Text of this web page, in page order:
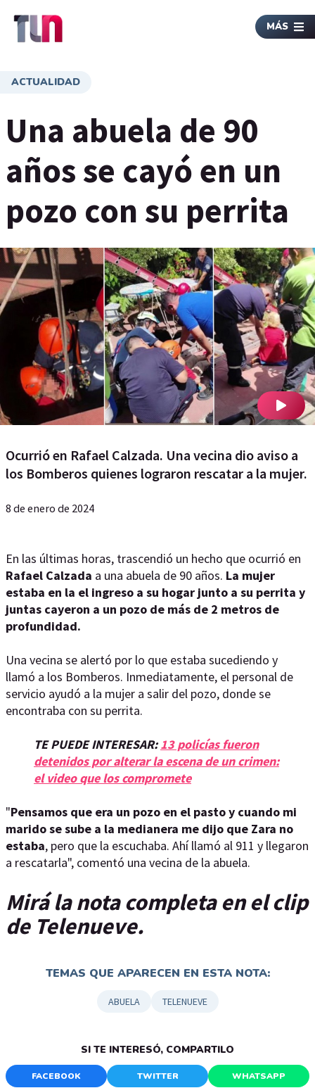
MÁS
ACTUALIDAD
Una abuela de 90
años se cayó en un
pozo con su perrita
Ocurrió en Rafael Calzada. Una vecina dio aviso a
los Bomberos quienes lograron rescatar a la mujer.
8 de enero de 2024
En las últimas horas, trascendió un hecho que ocurrió en
Rafael Calzada a una abuela de 90 años. La mujer
estaba en la el ingreso a su hogar junto a su perrita y
juntas cayeron a un pozo de más de 2 metros de
profundidad.
Una vecina se alertó por lo que estaba sucediendo y
llamó a los Bomberos. Inmediatamente, el personal de
servicio ayudó a la mujer a salir del pozo, donde se
encontraba con su perrita.
TE PUEDE INTERESAR:13 policías fueron
detenidos por alterar la escena de un crimen:
el video que los compromete
"Pensamos que era un pozo en el pasto y cuando mi
marido se sube a la medianera me dijo que Zara no
estaba, pero que la escuchaba. Ahí llamó al 911 y llegaron
a rescatarla", comentó una vecina de la abuela.
Mirá la nota completa en el clip
de Telenueve.
TEMAS QUE APARECEN EN ESTA NOTA:
ABUELA TELENUEVE
SI TE INTERESÓ, COMPARTILO
FACEBOOK TWITTER WHATSAPP